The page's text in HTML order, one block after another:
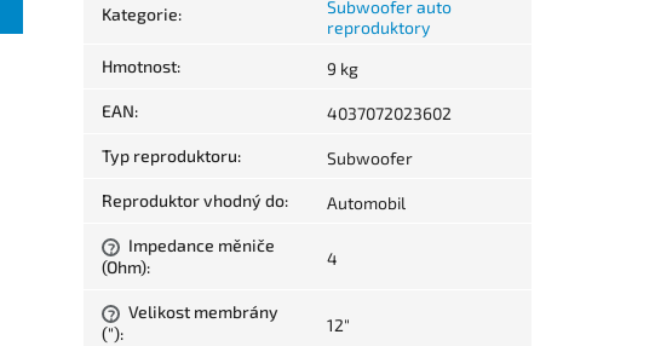
Kategorie:
Subwoofer auto
reproduktory
Hmotnost: 9 kg
EAN: 4037072023602
Typ reproduktoru: Subwoofer
Reproduktor vhodný do: Automobil
?
Impedance měniče
(Ohm): 4
?
Velikost membrány
("): 12"